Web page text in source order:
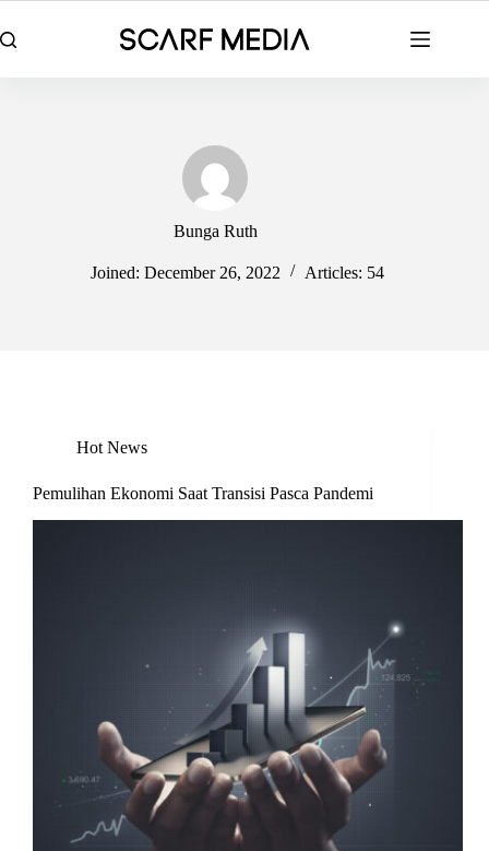
to
content
Bunga Ruth
Joined: December 26, 2022 Articles: 54
Hot News
Pemulihan Ekonomi Saat Transisi Pasca Pandemi